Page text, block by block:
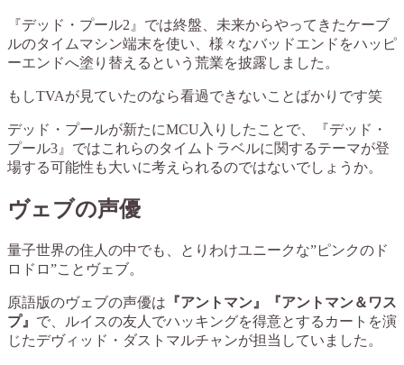
『デッド・プール2』では終盤、未来からやってきたケーブ
ルのタイムマシン端末を使い、様々なバッドエンドをハッピ
ーエンドへ塗り替えるという荒業を披露しました。
もしTVAが見ていたのなら看過できないことばかりです笑
デッド・プールが新たにMCU入りしたことで、『デッド・
プール3』ではこれらのタイムトラベルに関するテーマが登
場する可能性も大いに考えられるのではないでしょうか。
ヴェブの声優
量子世界の住人の中でも、とりわけユニークな”ピンクのド
ロドロ”ことヴェブ。
原語版のヴェブの声優は 『アントマン』『アントマン＆ワス
プ』 で、ルイスの友人でハッキングを得意とするカートを演
じたデヴィッド・ダストマルチャンが担当していました。